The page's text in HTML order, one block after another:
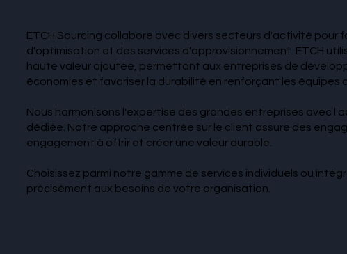
ETCH Sourcing collabore avec divers secteurs d'activité pour
d'optimisation et des services d'approvisionnement. ETCH
haute valeur ajoutée, permettant aux entreprises de
économies et favoriser la durabilité en renforçant les équipes
Nous harmonisons l'expertise des grandes entreprises avec
dédiée. Notre approche centrée sur le client assure des
engagement à offrir et créer une valeur durable.
Choisissez parmi notre gamme de services individuels ou
précisément aux besoins de votre organisation.